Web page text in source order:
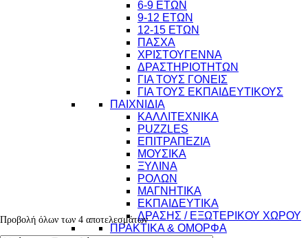
6-9 ΕΤΩΝ
9-12 ΕΤΩΝ
12-15 ΕΤΩΝ
ΠΑΣΧΑ
ΧΡΙΣΤΟΥΓΕΝΝΑ
ΔΡΑΣΤΗΡΙΟΤΗΤΩΝ
ΓΙΑ ΤΟΥΣ ΓΟΝΕΙΣ
ΓΙΑ ΤΟΥΣ ΕΚΠΑΙΔΕΥΤΙΚΟΥΣ
ΠΑΙΧΝΙΔΙΑ
ΚΑΛΛΙΤΕΧΝΙΚΑ
PUZZLES
ΕΠΙΤΡΑΠΕΖΙΑ
ΜΟΥΣΙΚΑ
ΞΥΛΙΝΑ
ΡΟΛΩΝ
ΜΑΓΝΗΤΙΚΑ
ΕΚΠΑΙΔΕΥΤΙΚΑ
ΔΡΑΣΗΣ / ΕΞΩΤΕΡΙΚΟΥ ΧΩΡΟΥ
ΠΡΑΚΤΙΚΑ & ΟΜΟΡΦΑ
Προβολή όλων των 4 αποτελεσμάτων